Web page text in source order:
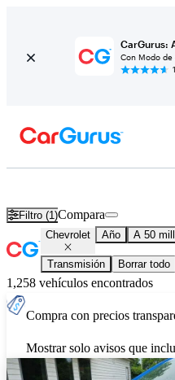
CarGurus:
Con Modo
Filtro (1)Compara
Chevrolet Año A 50
Transmisión Borrar todo
1,258 vehículos encontrados
Compra con precios
Mostrar solo avisos que